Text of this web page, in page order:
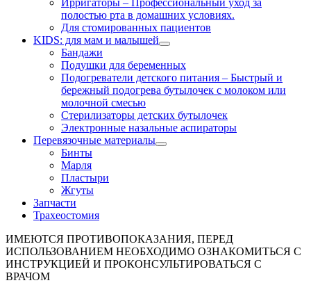
Ирригаторы – Профессиональный уход за
полостью рта в домашних условиях.
Для стомированных пациентов
KIDS: для мам и малышей
Бандажи
Подушки для беременных
Подогреватели детского питания – Быстрый и
бережный подогрева бутылочек с молоком или
молочной смесью
Стерилизаторы детских бутылочек
Электронные назальные аспираторы
Перевязочные материалы
Бинты
Марля
Пластыри
Жгуты
Запчасти
Трахеостомия
ИМЕЮТСЯ ПРОТИВОПОКАЗАНИЯ, ПЕРЕД
ИСПОЛЬЗОВАНИЕМ НЕОБХОДИМО ОЗНАКОМИТЬСЯ С
ИНСТРУКЦИЕЙ И ПРОКОНСУЛЬТИРОВАТЬСЯ С
ВРАЧОМ